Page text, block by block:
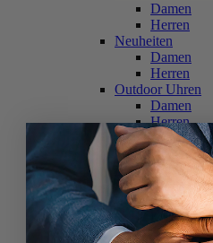
Damen
Herren
Neuheiten
Damen
Herren
Outdoor Uhren
Damen
Herren
Schweizer Uhren
Damen
Herren
Skelettuhren
Damen
Herren
Smartwatches